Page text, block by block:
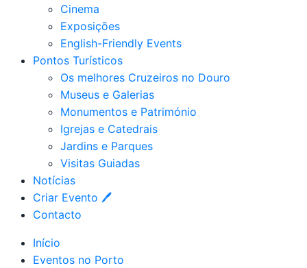
Cinema
Exposições
English-Friendly Events
Pontos Turísticos
Os melhores Cruzeiros no Douro​
Museus e Galerias
Monumentos e Património
Igrejas e Catedrais
Jardins e Parques
Visitas Guiadas
Notícias
Criar Evento 🖊
Contacto
Início
Eventos no Porto